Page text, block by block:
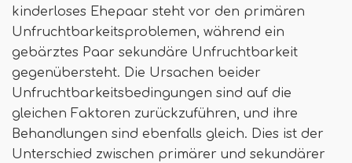
kinderloses Ehepaar steht vor den primären
Unfruchtbarkeitsproblemen, während ein
gebärztes Paar sekundäre Unfruchtbarkeit
gegenübersteht. Die Ursachen beider
Unfruchtbarkeitsbedingungen sind auf die
gleichen Faktoren zurückzuführen, und ihre
Behandlungen sind ebenfalls gleich. Dies ist der
Unterschied zwischen primärer und sekundärer